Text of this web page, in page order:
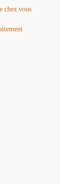
chez vous